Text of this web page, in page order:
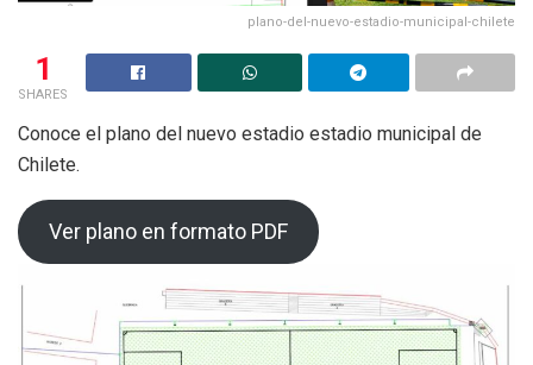
plano-del-nuevo-estadio-municipal-chilete
1
SHARES
Conoce el plano del nuevo estadio estadio municipal de
Chilete.
Ver plano en formato PDF